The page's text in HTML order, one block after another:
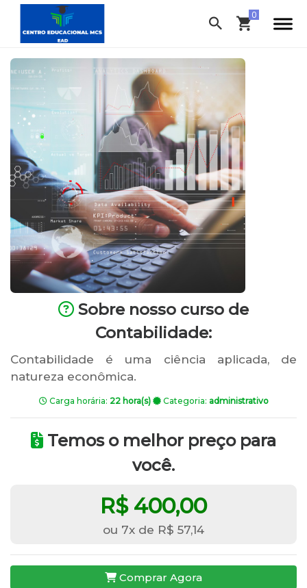
Sobre nosso curso de
Contabilidade:
Contabilidade é uma ciência aplicada, de
natureza econômica.
Carga horária: 22 hora(s) Categoria: administrativo
Temos o melhor preço para
você.
R$ 400,00
ou 7x de R$ 57,14
Comprar Agora